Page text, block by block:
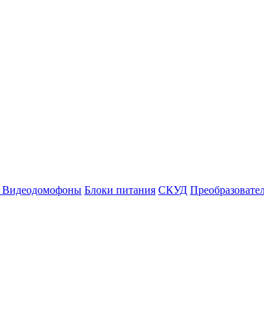
Видеодомофоны Блоки питания СКУД